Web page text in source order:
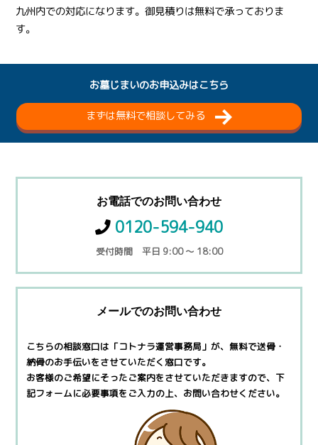
九州内での対応になります。御見積りは無料で承っておりま
す。
お墓じまいのお申込みはこちら
まずは無料で相談してみる
お電話でのお問い合わせ
0120-594-940
受付時間 平日 9:00 ～ 18:00
メールでのお問い合わせ
こちらの相談窓口は「コトナラ運営事務局」が、無料で送骨・
納骨のお手伝いをさせていただく窓口です。
お客様のご希望にそったご案内をさせていただきますので、 下
記フォームに必要事項をご入力の上、お問い合わせください。